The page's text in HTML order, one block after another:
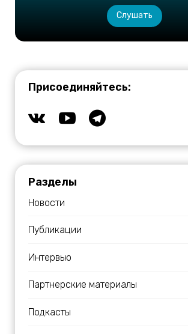
Слушать
Присоединяйтесь:
Разделы
Новости
Публикации
Интервью
Партнерские материалы
Подкасты